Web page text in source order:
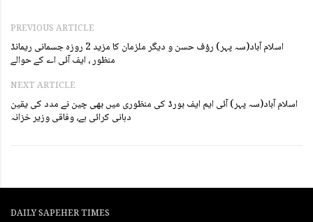
PREVIOUS ARTICLE
اسلام آباد(سہ پہر) رؤف حسن و دیگر ملزمان کا مزید 2 روزہ جسمانی ریمانڈ
منظور ، ایف آئی اے کے حوالے
NEXT ARTICLE
اسلام آباد(سہ پہر) آئی ایم ایف بورڈ کی منظوری میں بھی چین نے مدد کی یقین
دہانی کرائی ہے، وفاقی وزیر خزانہ
DAILY SAPEHER TIMES